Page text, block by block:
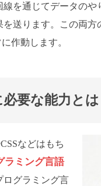
を通じてデータの
送ります。この両
作動します。
要な能力とは
などはもち
ラミング言語
ログラミング言